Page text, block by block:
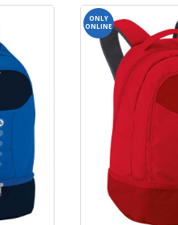
ONLY
ONLINE